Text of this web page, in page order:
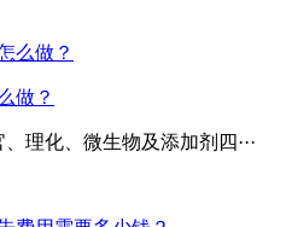
做？
理化、微生物及添加剂四···